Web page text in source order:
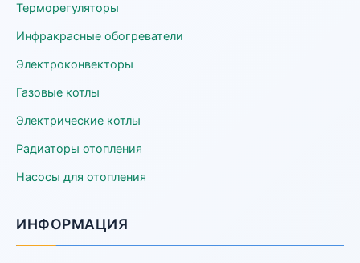
Терморегуляторы
Инфракрасные обогреватели
Электроконвекторы
Газовые котлы
Электрические котлы
Радиаторы отопления
Насосы для отопления
ИНФОРМАЦИЯ